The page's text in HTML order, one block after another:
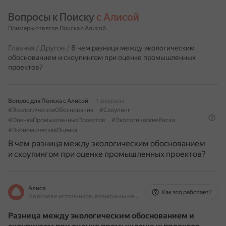
Вопросы к Поиску с Алисой
Примеры ответов Поиска с Алисой
Главная / Другое / В чем разница между экологическим
обоснованием и скоупингом при оценке промышленных
проектов?
Вопрос для Поиска с Алисой
1 февраля
#ЭкологическоеОбоснование
#Скоупинг
#ОценкаПромышленныхПроектов
#ЭкологическиеРиски
#ЭкономическаяОценка
В чем разница между экологическим обоснованием
и скоупингом при оценке промышленных проектов?
Алиса
На основе источников, возможны неточности
Как это работает?
Разница между экологическим обоснованием и